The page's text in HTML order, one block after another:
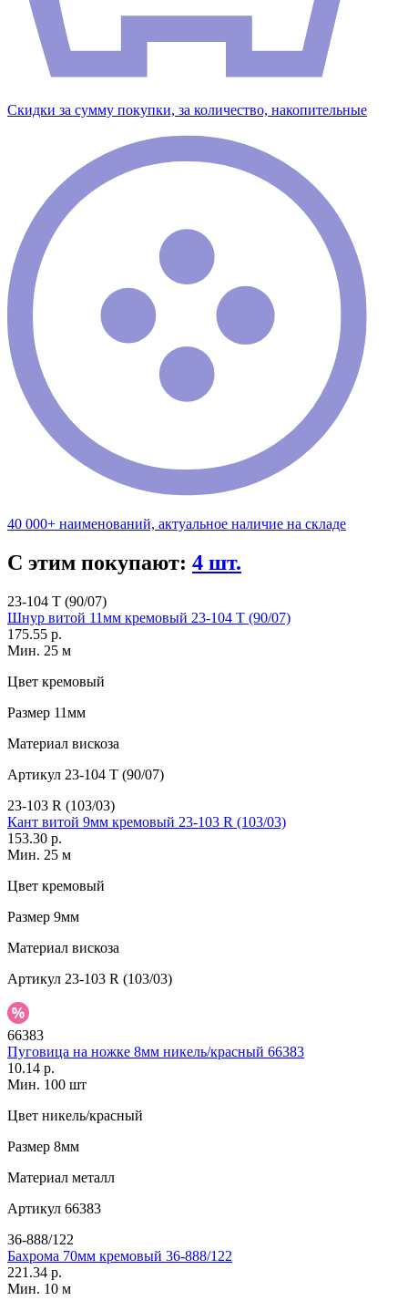
Скидки за сумму покупки, за количество, накопительные
40 000+ наименований, актуальное наличие на складе
С этим покупают: 4 шт.
23-104 T (90/07)
Шнур витой 11мм кремовый 23-104 T (90/07)
175.55 р.
Мин. 25 м
Цвет кремовый
Размер 11мм
Материал вискоза
Артикул 23-104 T (90/07)
23-103 R (103/03)
Кант витой 9мм кремовый 23-103 R (103/03)
153.30 р.
Мин. 25 м
Цвет кремовый
Размер 9мм
Материал вискоза
Артикул 23-103 R (103/03)
66383
Пуговица на ножке 8мм никель/красный 66383
10.14 р.
Мин. 100 шт
Цвет никель/красный
Размер 8мм
Материал металл
Артикул 66383
36-888/122
Бахрома 70мм кремовый 36-888/122
221.34 р.
Мин. 10 м